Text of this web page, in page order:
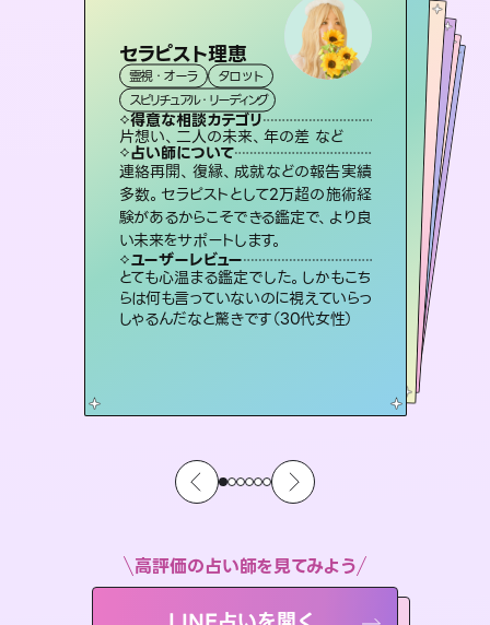
セラピスト理恵
霊視・オーラ
タロット
スピリチュアル・リーディング
得意な相談カテゴリ
片想い、二人の未来、年の差 など
占い師について
連絡再開、復縁、成就などの報告実績
多数。セラピストとして2万超の施術経
験があるからこそできる鑑定で、より良
い未来をサポートします。
ユーザーレビュー
とても心温まる鑑定でした。しかもこち
らは何も言っていないのに視えていらっ
しゃるんだなと驚きです（30代女性）
彗望（すいぼう）
霊視・オーラ 透視
スピリチュアル・リーディング
得意な相談カテゴリ
片想い、あの人の気持ち、復縁 など
占い師について
3,700年以上の歴史を持つ東洋最古の
占術「易占」で詳細まで占い、幸せへ向
かう道筋を示します。厳しい結果にも具
体的な対策をお伝えします。
ユーザーレビュー
複雑な背景もしっかり聞いて鑑定して
いただけました。気持ちが楽になりまし
た（50代 女性）
おう 霊感オラクル
霊視・オーラ
オラクルカード
得意な相談カテゴリ
恋愛総合、あの人の気持ち など
占い師について
霊視×オラクルカードを使って「今」と
「未来」そして「気になるあの人の気持
ち」まで丁寧に読み解き、恋や人生のヒ
ントを優しく引き出します。
ユーザーレビュー
不安な気持ちが嘘みたいに晴れまし
た…！よく視えていらっしゃるんだなと
感じました（40代 女性）
アイリス -iris-
西洋占星術
ルーン
得意な相談カテゴリ
恋愛総合、片想い、二人の未来 など
占い師について
復縁、恋愛、不倫の行方、同性愛や片思い、仕事関係や借金問題まで知りたいことや心の負担になっていることを紐解き、背中をそっと押して導きます。
ユーザーレビュー
安心感のあり、言い切ってくれる所や濁
さない鑑定のおかげで、毎回自分の気
持ちを整えられます（30代 男性）
桃源珠羽
霊視・オーラ
スピリチュアル・リーディング
得意な相談カテゴリ
片想い、あの人の気持ち、復縁 など
占い師について
恋愛のお悩みの中でも特に「曖昧な関
係」の相談を得意としており、友達以上
恋人未満なお相手との今後や本音を丁
寧に読み解き恋愛成就へと導きます。
ユーザーレビュー
鑑定していただいてアドバイス通りに行
動すると仲が復活してきました。ありが
とうございました（40代 女性）
未来視師＊花
霊視・オーラ 心理学
スピリチュアル・リーディング
得意な相談カテゴリ
出逢い、片想い、復縁 など
占い師について
未来には何パターンもの選択肢があり
ます。不安で視えにくくなっているあな
たの素敵な未来を見つけ、その未来を
選択できるようアドバイスします。
ユーザーレビュー
職場の人の性質や人間関係、本心など
本当によく視えていてびっくり。対策が
打てて前向きになれます（40代）
高評価の占い師を見てみよう